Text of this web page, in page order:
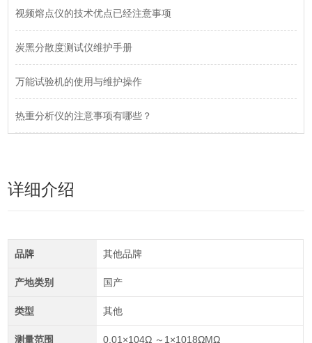
视频熔点仪的技术优点已经注意事项
炭黑分散度测试仪维护手册
万能试验机的使用与维护操作
热重分析仪的注意事项有哪些？
详细介绍
品牌 其他品牌
产地类别 国产
类型 其他
测量范围 0.01×104Ω ～1×1018ΩMΩ